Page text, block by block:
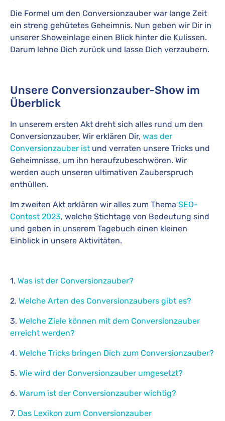
Die Formel um den Conversionzauber war lange Zeit
ein streng gehütetes Geheimnis. Nun geben wir Dir in
unserer Showeinlage einen Blick hinter die Kulissen.
Darum lehne Dich zurück und lasse Dich verzaubern.
Unsere Conversionzauber-Show im
Überblick
In unserem ersten Akt dreht sich alles rund um den
Conversionzauber. Wir erklären Dir, was der
Conversionzauber ist und verraten unsere Tricks und
Geheimnisse, um ihn heraufzubeschwören. Wir
werden auch unseren ultimativen Zauberspruch
enthüllen.
Im zweiten Akt erklären wir alles zum Thema SEO-
Contest 2023, welche Stichtage von Bedeutung sind
und geben in unserem Tagebuch einen kleinen
Einblick in unsere Aktivitäten.
1. Was ist der Conversionzauber?
2. Welche Arten des Conversionzaubers gibt es?
3. Welche Ziele können mit dem Conversionzauber
erreicht werden?
4. Welche Tricks bringen Dich zum Conversionzauber?
5. Wie wird der Conversionzauber umgesetzt?
6. Warum ist der Conversionzauber wichtig?
7. Das Lexikon zum Conversionzauber